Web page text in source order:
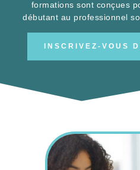
débutant au professionnel